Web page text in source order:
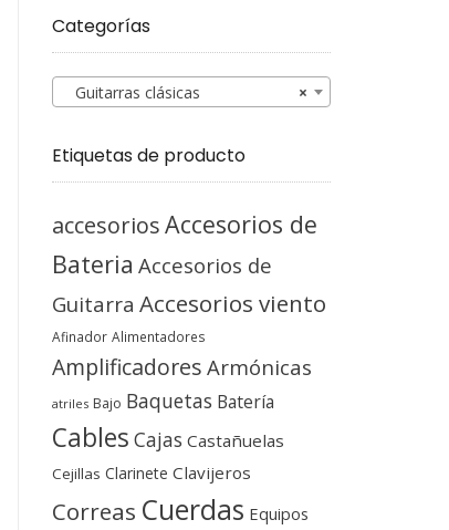
Categorías
×
Guitarras clásicas
Etiquetas de producto
accesoriosAccesorios de
Bateria Accesorios de
Guitarra Accesorios viento
Afinador Alimentadores
Amplificadores Armónicas
atriles Bajo Baquetas Batería
Cables Cajas Castañuelas
Cejillas Clarinete Clavijeros
Correas Cuerdas Equipos